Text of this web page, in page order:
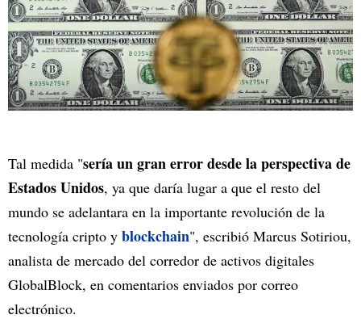
Tal medida "sería un gran error desde la perspectiva de
Estados Unidos, ya que daría lugar a que el resto del
mundo se adelantara en la importante revolución de la
tecnología cripto y blockchain", escribió Marcus Sotiriou,
analista de mercado del corredor de activos digitales
GlobalBlock, en comentarios enviados por correo
electrónico.